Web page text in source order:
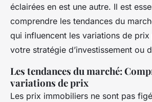
éclairées en est une autre. Il est
comprendre les tendances du
qui influencent les variations de
votre stratégie d’investissement ou
Les tendances du marché:
variations de prix
Les prix immobiliers ne sont pas